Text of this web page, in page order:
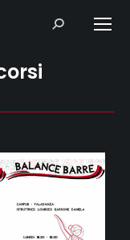
Search: